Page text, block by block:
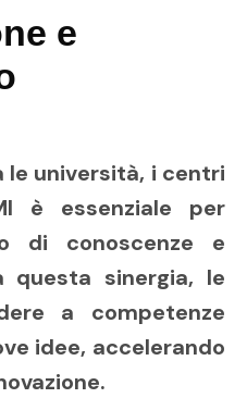
e
le università, i centri
è essenziale per
di conoscenze e
questa sinergia, le
a competenze
idee, accelerando